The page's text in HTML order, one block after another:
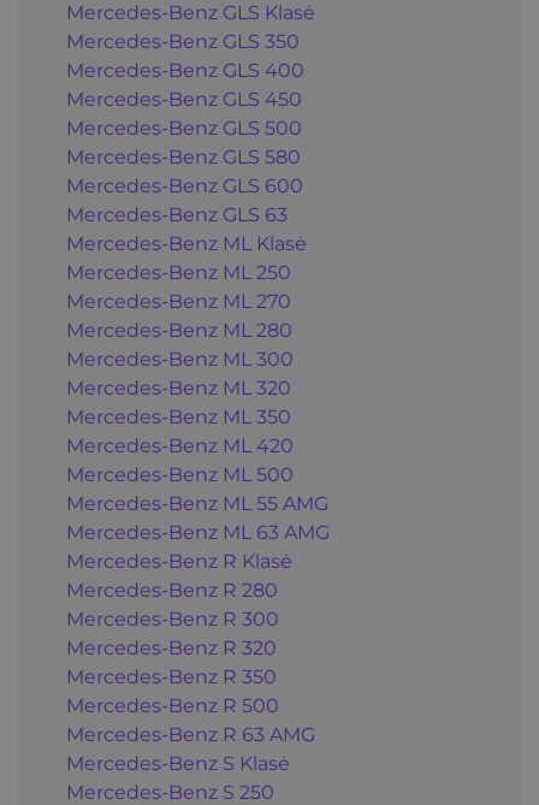
Mercedes-Benz GLS Klasė
Mercedes-Benz GLS 350
Mercedes-Benz GLS 400
Mercedes-Benz GLS 450
Mercedes-Benz GLS 500
Mercedes-Benz GLS 580
Mercedes-Benz GLS 600
Mercedes-Benz GLS 63
Mercedes-Benz ML Klasė
Mercedes-Benz ML 250
Mercedes-Benz ML 270
Mercedes-Benz ML 280
Mercedes-Benz ML 300
Mercedes-Benz ML 320
Mercedes-Benz ML 350
Mercedes-Benz ML 420
Mercedes-Benz ML 500
Mercedes-Benz ML 55 AMG
Mercedes-Benz ML 63 AMG
Mercedes-Benz R Klasė
Mercedes-Benz R 280
Mercedes-Benz R 300
Mercedes-Benz R 320
Mercedes-Benz R 350
Mercedes-Benz R 500
Mercedes-Benz R 63 AMG
Mercedes-Benz S Klasė
Mercedes-Benz S 250